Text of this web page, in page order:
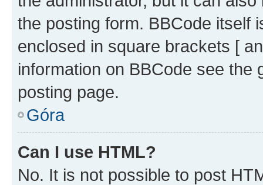
the posting form. BBCode itself
enclosed in square brackets [
information on BBCode see
posting page.
Góra
Can I use HTML?
No. It is not possible to post